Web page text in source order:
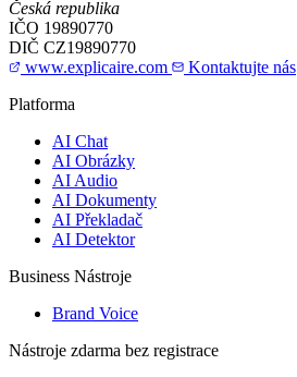
Česká republika
IČO 19890770
DIČ CZ19890770
www.explicaire.com
Kontaktujte nás
Platforma
AI Chat
AI Obrázky
AI Audio
AI Dokumenty
AI Překladač
AI Detektor
Business Nástroje
Brand Voice
Nástroje zdarma bez registrace